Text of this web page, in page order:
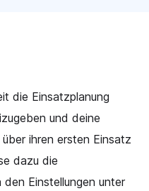
die Einsatzplanung
und deine
ihren ersten Einsatz
dazu die
Einstellungen unter